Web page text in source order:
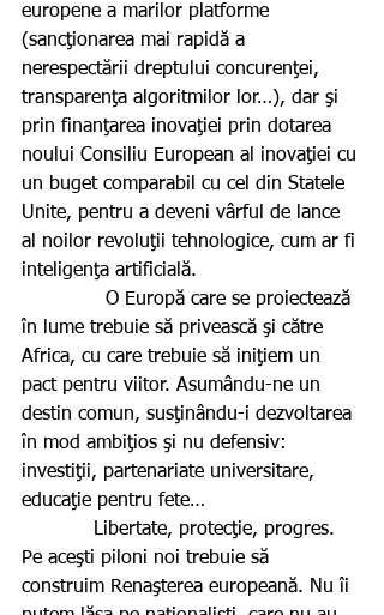
europene a marilor platforme
(sancţionarea mai rapidă a
nerespectării dreptului concurenţei,
transparenţa algoritmilor lor…), dar şi
prin finanţarea inovaţiei prin dotarea
noului Consiliu European al inovaţiei cu
un buget comparabil cu cel din Statele
Unite, pentru a deveni vârful de lance
al noilor revoluţii tehnologice, cum ar fi
inteligenţa artificială.
în lume trebuie să privească şi către
Africa, cu care trebuie să iniţiem un
pact pentru viitor. Asumându-ne un
destin comun, susţinându-i dezvoltarea
în mod ambiţios şi nu defensiv:
investiţii, partenariate universitare,
educaţie pentru fete…
Pe aceşti piloni noi trebuie să
construim Renaşterea europeană. Nu îi